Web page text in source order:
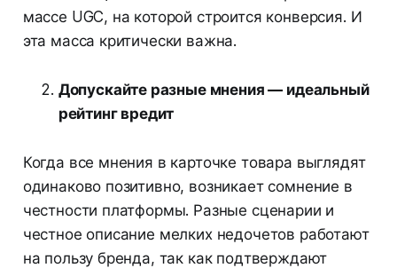
массе UGC, на которой строится конверсия. И
эта масса критически важна.
Допускайте разные мнения — идеальный
рейтинг вредит
Когда все мнения в карточке товара выглядят
одинаково позитивно, возникает сомнение в
честности платформы. Разные сценарии и
честное описание мелких недочетов работают
на пользу бренда, так как подтверждают